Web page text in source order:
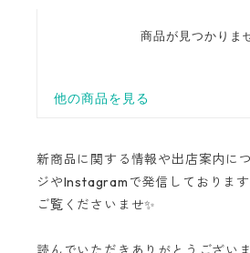
新商品に関する情報や出店案内に
ジやInstagramで発信しておりま
ご覧くださいませ✨